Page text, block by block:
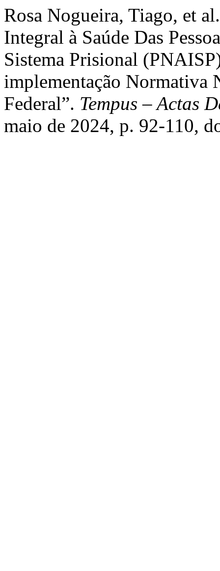
Rosa Nogueira, Tiago, et
Integral à Saúde Das
Sistema Prisional
implementação
Federal”. Tempus – Actas
maio de 2024, p. 92-110,